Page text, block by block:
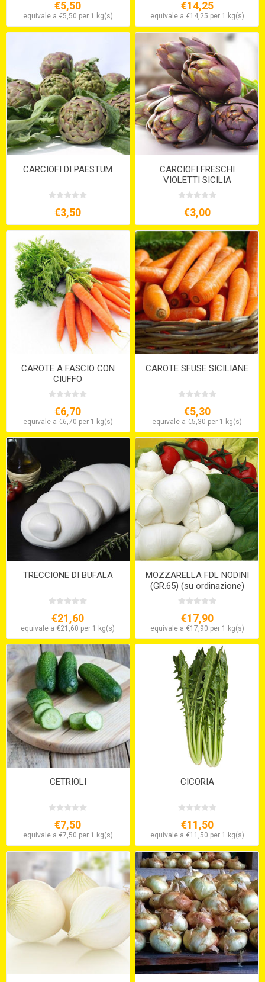
€5,50
equivale a €5,50 per 1 kg(s)
€14,25
equivale a €14,25 per 1 kg(s)
CARCIOFI DI PAESTUM
€3,50
CARCIOFI FRESCHI
VIOLETTI SICILIA
€3,00
CAROTE A FASCIO CON
CIUFFO
€6,70
equivale a €6,70 per 1 kg(s)
CAROTE SFUSE SICILIANE
€5,30
equivale a €5,30 per 1 kg(s)
TRECCIONE DI BUFALA
€21,60
equivale a €21,60 per 1 kg(s)
MOZZARELLA FDL NODINI
(GR.65) (su ordinazione)
€17,90
equivale a €17,90 per 1 kg(s)
CETRIOLI
€7,50
equivale a €7,50 per 1 kg(s)
CICORIA
€11,50
equivale a €11,50 per 1 kg(s)